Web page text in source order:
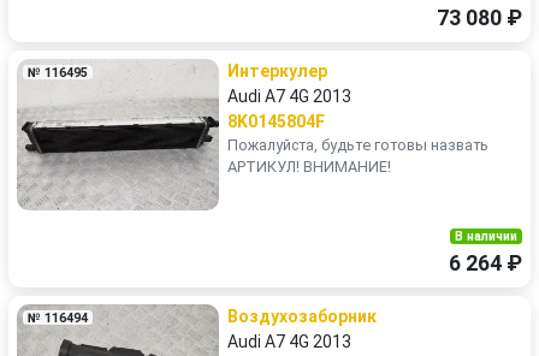
73 080 ₽
№ 116495
Интеркулер
Audi A7 4G 2013
8K0145804F
Пожалуйста, будьте готовы назвать
АРТИКУЛ! ВНИМАНИЕ!
В наличии
6 264 ₽
№ 116494
Воздухозаборник
Audi A7 4G 2013